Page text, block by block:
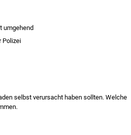
umgehend
Polizei
selbst verursacht haben sollten. Welche